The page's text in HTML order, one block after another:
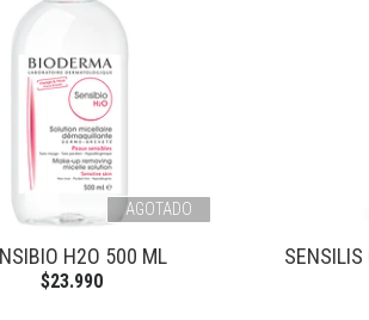
AGOTADO
H2O 500 ML
$23.990
SENSILIS